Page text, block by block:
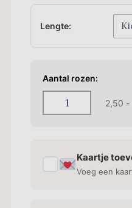
Lengte:
Aantal rozen:
2,50 -
Kaartje
Voeg een